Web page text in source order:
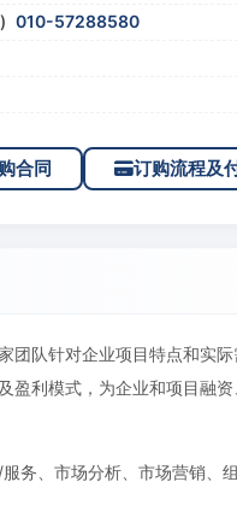
010-57288580
合同 订购流程及
团队针对企业项目特点和实
盈利模式，为企业和项目融
务、市场分析、市场营销、